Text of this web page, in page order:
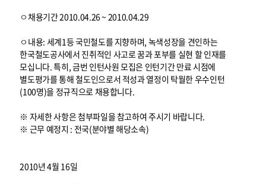
ㅇ채용기간 2010.04.26 ~ 2010.04.29
ㅇ내용: 세계1등 국민철도를 지향하며, 녹색성장을 견인하는
한국철도공사에서 진취적인 사고로 꿈과 포부를 실현 할 인재를
모십니다. 특히, 금번 인턴사원 모집은 인턴기간 만료 시점에
별도평가를 통해 철도인으로서 적성과 열정이 탁월한 우수인턴
(100명)을 정규직으로 채용합니다.
※ 자세한 사항은 첨부파일을 참고하여 주시기 바랍니다.
※ 근무 예정지 : 전국(분야별 해당소속)
2010년 4월 16일